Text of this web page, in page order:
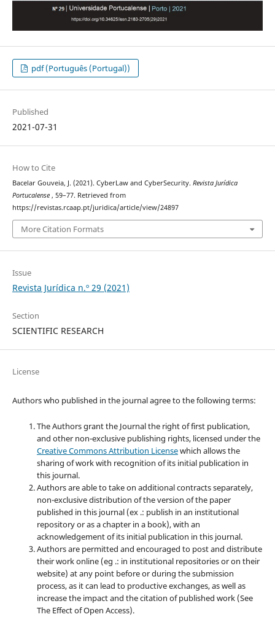
pdf (Português (Portugal))
Published
2021-07-31
How to Cite
Bacelar Gouveia, J. (2021). CyberLaw and CyberSecurity. Revista Jurídica
Portucalense , 59–77. Retrieved from
https://revistas.rcaap.pt/juridica/article/view/24897
More Citation Formats
Issue
Revista Jurídica n.º 29 (2021)
Section
SCIENTIFIC RESEARCH
License
Authors who published in the journal agree to the following terms:
The Authors grant the Journal the right of first publication,
and other non-exclusive publishing rights, licensed under the
Creative Commons Attribution Licensewhich allows the
sharing of work with recognition of its initial publication in
this journal.
Authors are able to take on additional contracts separately,
non-exclusive distribution of the version of the paper
published in this journal (ex .: publish in an institutional
repository or as a chapter in a book), with an
acknowledgement of its initial publication in this journal.
Authors are permitted and encouraged to post and distribute
their work online (eg .: in institutional repositories or on their
website) at any point before or during the submission
process, as it can lead to productive exchanges, as well as
increase the impact and the citation of published work (See
The Effect of Open Access).